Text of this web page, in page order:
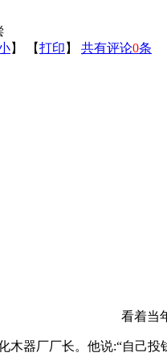
】 【打印 】 共有评论0条
看着当
木器厂厂长。他说:“自己